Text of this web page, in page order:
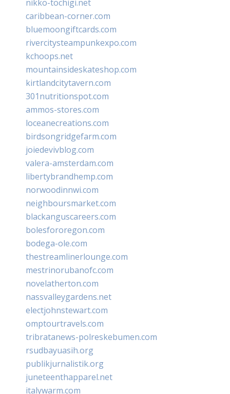
nikko-tochigi.net
caribbean-corner.com
bluemoongiftcards.com
rivercitysteampunkexpo.com
kchoops.net
mountainsideskateshop.com
kirtlandcitytavern.com
301nutritionspot.com
ammos-stores.com
loceanecreations.com
birdsongridgefarm.com
joiedevivblog.com
valera-amsterdam.com
libertybrandhemp.com
norwoodinnwi.com
neighboursmarket.com
blackanguscareers.com
bolesfororegon.com
bodega-ole.com
thestreamlinerlounge.com
mestrinorubanofc.com
novelatherton.com
nassvalleygardens.net
electjohnstewart.com
omptourtravels.com
tribratanews-polreskebumen.com
rsudbayuasih.org
publikjurnalistik.org
juneteenthapparel.net
italywarm.com